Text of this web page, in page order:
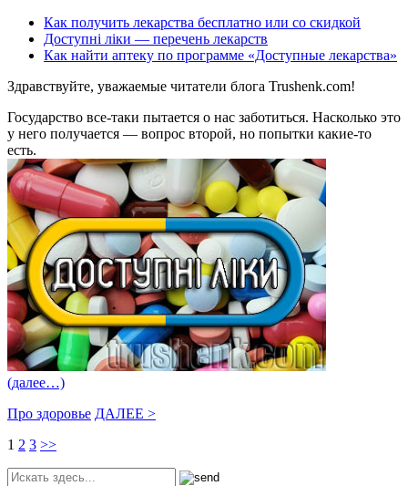
Как получить лекарства бесплатно или со скидкой
Доступні ліки — перечень лекарств
Как найти аптеку по программе «Доступные лекарства»
Здравствуйте, уважаемые читатели блога Trushenk.com!
Государство все-таки пытается о нас заботиться. Насколько это
у него получается — вопрос второй, но попытки какие-то
есть.
(далее…)
Про здоровье ДАЛЕЕ >
1 2 3 >>